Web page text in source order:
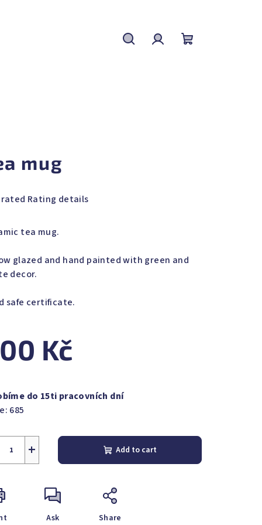
mug
Rating details
tea mug.
glazed and hand painted with green and
decor.
safe certificate.
Kč
do 15ti pracovních dní
685
+ Add to cart
Ask Share